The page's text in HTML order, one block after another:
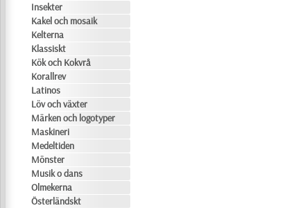
Insekter
Kakel och mosaik
Kelterna
Klassiskt
Kök och Kokvrå
Korallrev
Latinos
Löv och växter
Märken och logotyper
Maskineri
Medeltiden
Mönster
Musik o dans
Olmekerna
Österländskt